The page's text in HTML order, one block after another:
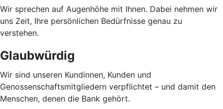
Wir sprechen auf Augenhöhe mit Ihnen. Dabei nehmen wir
uns Zeit, Ihre persönlichen Bedürfnisse genau zu
verstehen.
Glaubwürdig
Wir sind unseren Kundinnen, Kunden und
Genossenschaftsmitgliedern verpflichtet – und damit den
Menschen, denen die Bank gehört.